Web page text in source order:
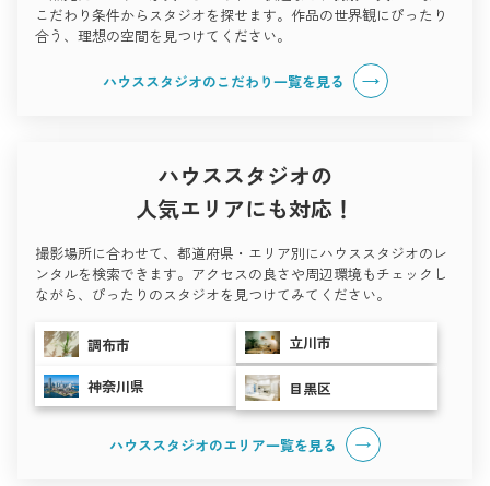
こだわり条件からスタジオを探せます。作品の世界観にぴったり
合う、理想の空間を見つけてください。
ハウススタジオのこだわり一覧を見る
ハウススタジオの
人気エリアにも対応！
撮影場所に合わせて、都道府県・エリア別にハウススタジオのレ
ンタルを検索できます。アクセスの良さや周辺環境もチェックし
ながら、ぴったりのスタジオを見つけてみてください。
調布市 立川市
神奈川県 目黒区
ハウススタジオのエリア一覧を見る